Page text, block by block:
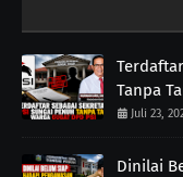
Tanpa
Juli 23,
Dinilai